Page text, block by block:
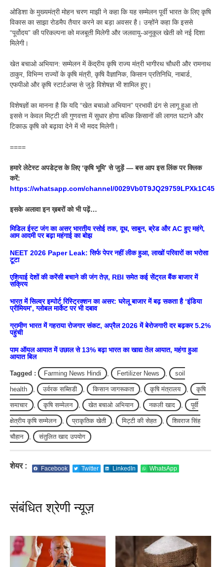
ओडिशा के मुख्यमंत्री मोहन चरण माझी ने कहा कि यह सम्मेलन पूर्वी भारत के लिए कृषि
विकास का साझा रोडमैप तैयार करने का बड़ा अवसर है। उन्होंने कहा कि इससे
“पूर्वोदय” की परिकल्पना को मजबूती मिलेगी और जलवायु-अनुकूल खेती को नई दिशा
मिलेगी।
खेत बचाओ अभियान: सम्मेलन में केंद्रीय कृषि राज्य मंत्री भागीरथ चौधरी और रामनाथ
ठाकुर, विभिन्न राज्यों के कृषि मंत्री, कृषि वैज्ञानिक, किसान प्रतिनिधि, नाबार्ड,
एफपीओ और कृषि स्टार्टअप्स से जुड़े विशेषज्ञ भी शामिल हुए।
विशेषज्ञों का मानना है कि यदि “खेत बचाओ अभियान” प्रभावी ढंग से लागू हुआ तो
इससे न केवल मिट्टी की गुणवत्ता में सुधार होगा बल्कि किसानों की लागत घटाने और
टिकाऊ कृषि को बढ़ावा देने में भी मदद मिलेगी।
====
हमारे लेटेस्ट अपडेट्स के लिए ‘कृषि भूमि’ से जुड़ें — बस आप इस लिंक पर क्लिक
करें:
https://whatsapp.com/channel/0029Vb0T9JQ29759LPXk1C45
इसके अलावा इन ख़बरों को भी पढ़ें…
मिडिल ईस्ट जंग का असर भारतीय रसोई तक, दूध, साबुन, ब्रेड और AC हुए महंगे,
आम आदमी पर बढ़ा महंगाई का बोझ
NEET 2026 Paper Leak: सिर्फ पेपर नहीं लीक हुआ, लाखों परिवारों का भरोसा
टूटा
एशियाई देशों की करेंसी बचाने की जंग तेज़, RBI समेत कई सेंट्रल बैंक बाजार में
सक्रिय
भारत में सिल्वर इम्पोर्ट रिस्ट्रिक्शन का असर: घरेलू बाजार में बढ़ सकता है ‘इंडिया
प्रीमियम’, ग्लोबल मार्केट पर भी दबाव
ग्रामीण भारत में गहराया रोजगार संकट, अप्रैल 2026 में बेरोजगारी दर बढ़कर 5.2%
पहुंची
पाम ऑयल आयात में उछाल से 13% बढ़ा भारत का खाद्य तेल आयात, महंगा हुआ
आयात बिल
Tagged : Farming News Hindi Fertilizer News soil
health उर्वरक सब्सिडी किसान जागरूकता कृषि मंत्रालय कृषि
समाचार कृषि सम्मेलन खेत बचाओ अभियान नकली खाद पूर्वी
क्षेत्रीय कृषि सम्मेलन प्राकृतिक खेती मिट्टी की सेहत शिवराज सिंह
चौहान संतुलित खाद उपयोग
शेयर : Facebook Twitter LinkedIn WhatsApp
संबंधित श्रेणी न्यूज़